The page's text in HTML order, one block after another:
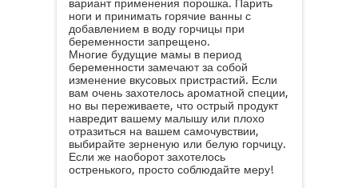
вариант применения порошка. Парить
ноги и принимать горячие ванны с
добавлением в воду горчицы при
беременности запрещено.
Многие будущие мамы в период
беременности замечают за собой
изменение вкусовых пристрастий. Если
вам очень захотелось ароматной специи,
но вы переживаете, что острый продукт
навредит вашему малышу или плохо
отразиться на вашем самочувствии,
выбирайте зерненую или белую горчицу.
Если же наоборот захотелось
остренького, просто соблюдайте меру!